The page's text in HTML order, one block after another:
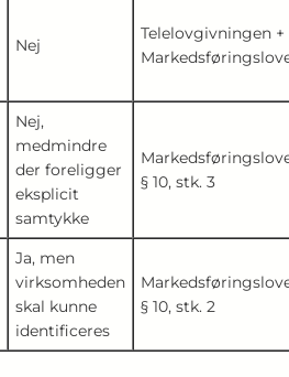
Nej
Telelovgivningen +
Nej,
medmindre
der foreligger
eksplicit
samtykke
§ 10, stk. 3
Ja, men
virksomheden
skal kunne
identificeres
§ 10, stk. 2